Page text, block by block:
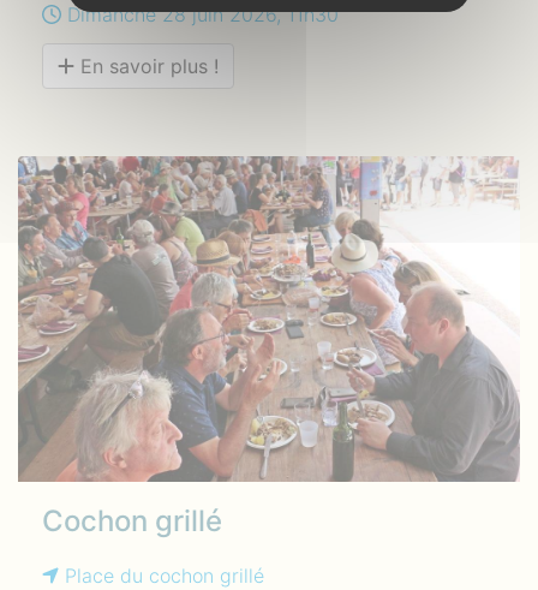
Dimanche 28 juin 2026, 11h30
En savoir plus !
Cochon grillé
Place du cochon grillé